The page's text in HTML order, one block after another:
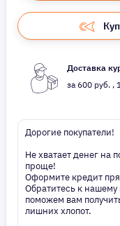
Доставка
за 600 руб. ,
Дорогие покупатели!
Не хватает денег на
проще!
Оформите кредит
Обратитесь к
поможем вам
лишних хлопот.